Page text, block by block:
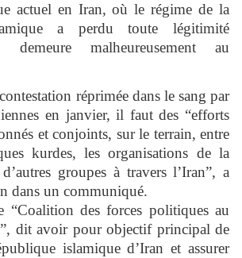
actuel en Iran, où le régime de la
a perdu toute légitimité
malheureusement au
réprimée dans le sang par
en janvier, il faut des “efforts
et conjoints, sur le terrain, entre
kurdes, les organisations de la
groupes à travers l’Iran”, a
dans un communiqué.
“Coalition des forces politiques au
dit avoir pour objectif principal de
islamique d’Iran et assurer